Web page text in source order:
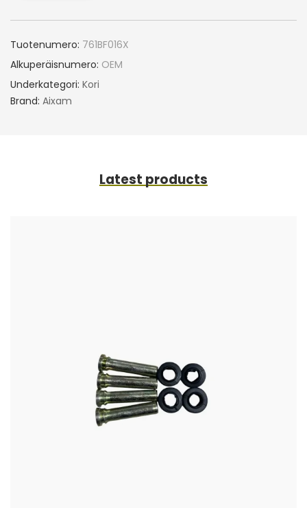
Tuotenumero: 761BF016X
Alkuperäisnumero: OEM
Underkategori: Kori
Brand: Aixam
Latest products